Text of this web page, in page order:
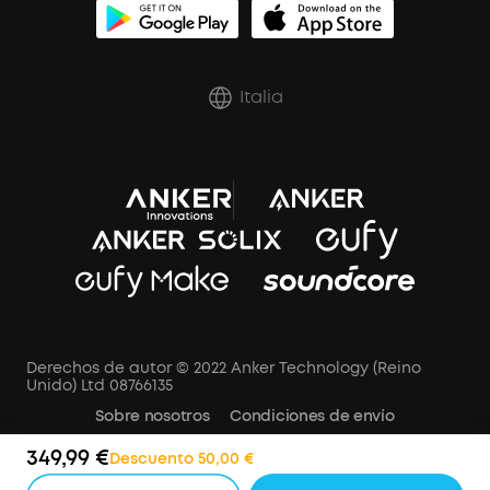
349,99 €Descuento 50,00 €
Italia
Derechos de autor © 2022 Anker Technology (Reino
Unido) Ltd 08766135
Sobre nosotros
Condiciones de envío
Política de cancelación
Términos de Uso
Aviso de cookies